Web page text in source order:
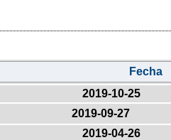
Fecha
2019-10-25
2019-09-27
2019-04-26